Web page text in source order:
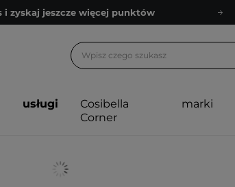
i zyskaj jeszcze więcej punktów
konsultacje kosmetologiczne
i zyskaj jeszcze więcej punktów
usługi
Cosibella
Corner
marki